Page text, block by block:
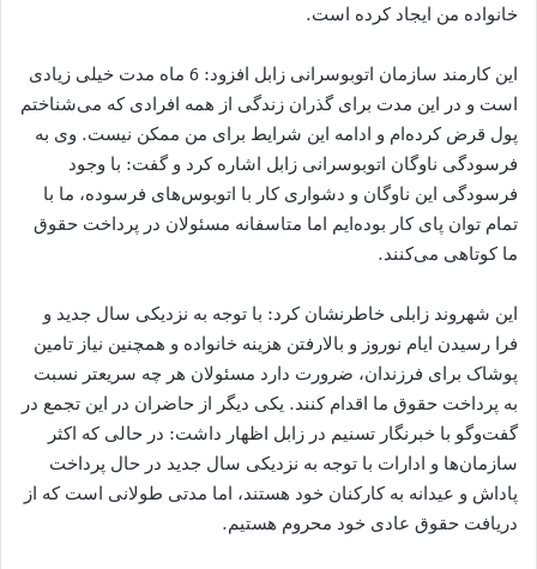
خانواده من ایجاد کرده است.
این کارمند سازمان اتوبوسرانی زابل افزود: 6 ماه مدت خیلی زیادی
است و در این مدت برای گذران زندگی از همه افرادی که می‌شناختم
پول قرض کرده‌ام و ادامه این شرایط برای من ممکن نیست. وی به
فرسودگی ناوگان اتوبوسرانی زابل اشاره کرد و گفت: با وجود
فرسودگی این ناوگان و دشواری کار با اتوبوس‌های فرسوده، ما با
تمام توان پای کار بوده‌ایم اما متاسفانه مسئولان در پرداخت حقوق
ما کوتاهی می‌کنند.
این شهروند زابلی خاطرنشان کرد: با توجه به نزدیکی سال جدید و
فرا رسیدن ایام نوروز و بالارفتن هزینه خانواده و همچنین نیاز تامین
پوشاک برای فرزندان، ضرورت دارد مسئولان هر چه سریعتر نسبت
به پرداخت حقوق ما اقدام کنند. یکی دیگر از حاضران در این تجمع در
گفت‌وگو با خبرنگار تسنیم در زابل اظهار داشت: در حالی که اکثر
سازمان‌ها و ادارات با توجه به نزدیکی سال جدید در حال پرداخت
پاداش و عیدانه به کارکنان خود هستند، اما مدتی طولانی است که از
دریافت حقوق عادی خود محروم هستیم.